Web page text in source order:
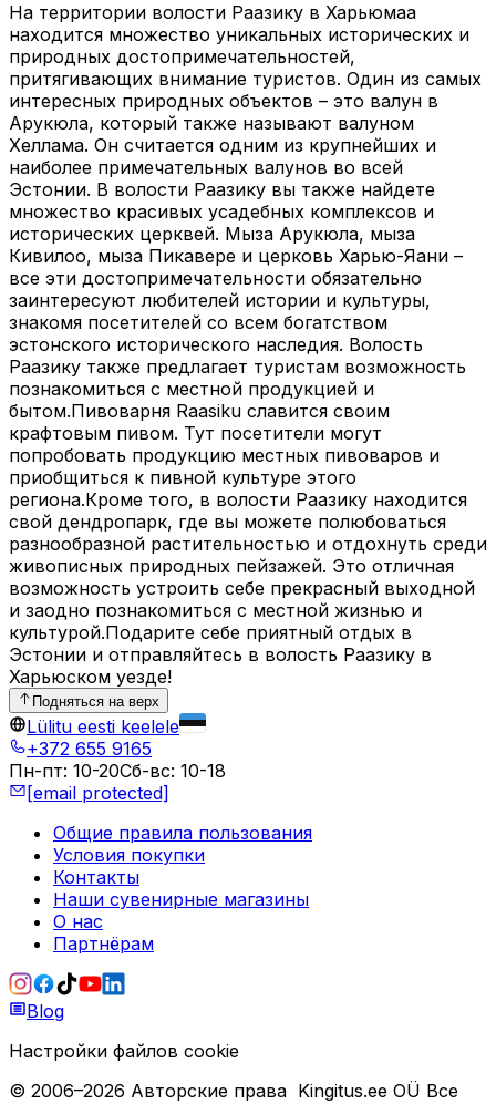
На территории волости Раазику в Харьюмаа
находится множество уникальных исторических и
природных достопримечательностей,
притягивающих внимание туристов. Один из самых
интересных природных объектов – это валун в
Арукюла, который также называют валуном
Хеллама. Он считается одним из крупнейших и
наиболее примечательных валунов во всей
Эстонии. В волости Раазику вы также найдете
множество красивых усадебных комплексов и
исторических церквей. Мыза Арукюла, мыза
Кивилоо, мыза Пикавере и церковь Харью-Яани –
все эти достопримечательности обязательно
заинтересуют любителей истории и культуры,
знакомя посетителей со всем богатством
эстонского исторического наследия. Волость
Раазику также предлагает туристам возможность
познакомиться с местной продукцией и
бытом.Пивоварня Raasiku славится своим
крафтовым пивом. Тут посетители могут
попробовать продукцию местных пивоваров и
приобщиться к пивной культуре этого
региона.Кроме того, в волости Раазику находится
свой дендропарк, где вы можете полюбоваться
разнообразной растительностью и отдохнуть среди
живописных природных пейзажей. Это отличная
возможность устроить себе прекрасный выходной
и заодно познакомиться с местной жизнью и
культурой.Подарите себе приятный отдых в
Эстонии и отправляйтесь в волость Раазику в
Харьюском уезде!
Подняться на верх
Lülitu eesti keelele
+372 655 9165
Пн-пт: 10-20Сб-вс: 10-18
[email protected]
Общие правила пользования
Условия покупки
Контакты
Наши сувенирные магазины
О нас
Партнёрам
Blog
Настройки файлов cookie
© 2006–2026 Авторские права Kingitus.ee OÜ Все